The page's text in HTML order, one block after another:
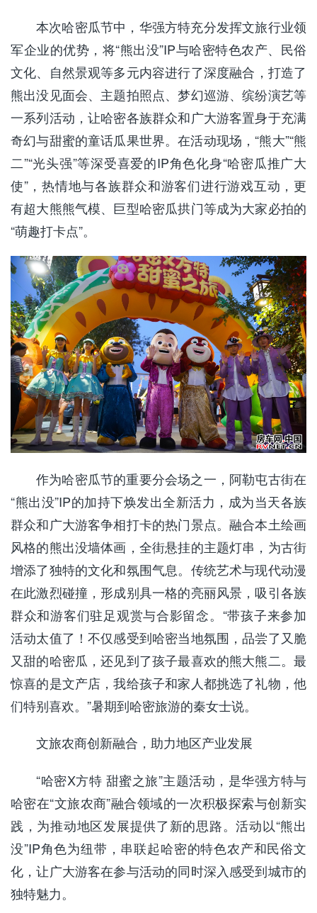
本次哈密瓜节中，华强方特充分发挥文旅行业领
军企业的优势，将“熊出没”IP与哈密特色农产、 民俗
文化、 自然景观等多元内容进行了深度融合 ，打造了
熊出没见面会、主题拍照点、梦幻巡游、缤纷演艺等
一系列活动，让哈密各族群众和广大游客置身于充满
奇幻与甜蜜的童话瓜果世界。在活动现场，“熊大”“熊
二”“光头强”等深受喜爱的IP角色化身“哈密瓜推广大
使”，热情地与各族群众和游客们进行游戏互动，更
有超大熊熊气模、巨型哈密瓜拱门等成为大家必拍的
“萌趣打卡点”。
作为哈密瓜节的重要分会场之一，阿勒屯古街在
“熊出没”IP的加持下焕发出全新活力，成为当天各族
群众和广大游客争相打卡的热门景点。融合本土绘画
风格的熊出没墙体画，全街悬挂的主题灯串，为古街
增添了独特的文化和氛围气息。传统艺术与现代动漫
在此激烈碰撞，形成别具一格的亮丽风景，吸引各族
群众和游客们驻足观赏与合影留念。“带孩子来参加
活动太值了！不仅感受到哈密当地氛围，品尝了又脆
又甜的哈密瓜，还见到了孩子最喜欢的熊大熊二。最
惊喜的是文产店，我给孩子和家人都挑选了礼物，他
们特别喜欢。 ”暑期到哈密旅游的秦女士说。
文旅农商创新融合，助力地区产业发展
“哈密X方特 甜蜜之旅”主题活动，是华强方特与
哈密在“文旅农商”融合领域的一次积极探索与创新实
践，为推动地区发展提供了新的思路。活动以“熊出
没”IP角色为纽带，串联起哈密的特色农产和民俗文
化，让广大游客在参与活动的同时深入感受到城市的
独特魅力。